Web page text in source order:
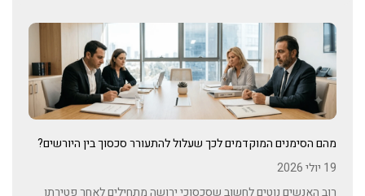
מהם הסימנים המוקדמים לכך שעלול להתעורר סכסוך בין היורשים?
19 יולי 2026
רוב האנשים נוטים לחשוב שסכסוכי ירושה מתחילים לאחר פטירתו